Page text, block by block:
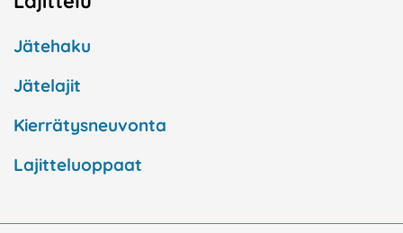
Jätehaku
Jätelajit
Kierrätysneuvonta
Lajitteluoppaat